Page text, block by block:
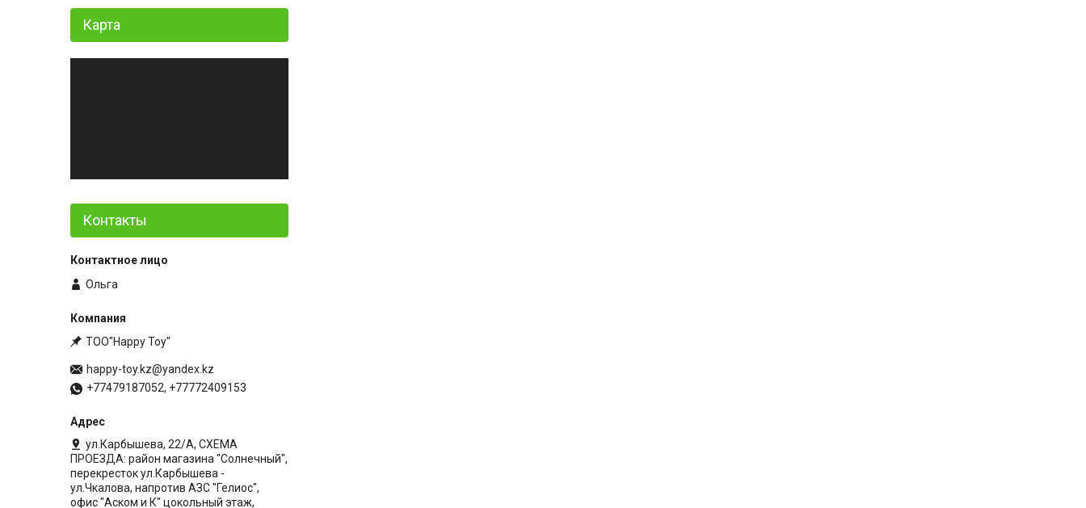
Карта
Контакты
Ольга
ТОО"Happy Toy"
happy-toy.kz@yandex.kz
+77479187052, +77772409153
ул.Карбышева, 22/А, СХЕМА
ПРОЕЗДА: район магазина "Солнечный",
перекресток ул.Карбышева -
ул.Чкалова, напротив АЗС "Гелиос",
офис "Аском и К" цокольный этаж,